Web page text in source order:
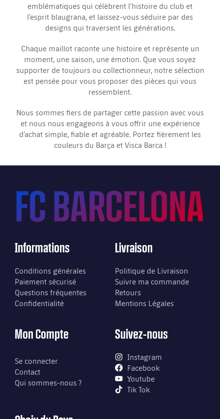
emblématiques qui célèbrent l’histoire du club et
l’esprit blaugrana, et laissez-vous séduire par des
designs qui traversent les générations.
Chaque maillot raconte une histoire et représente un
moment, une saison, une émotion. Que vous soyez
supporter de toujours ou collectionneur, notre sélection
est pensée pour vous proposer des pièces qui vous
ressemblent.
Nous sommes fiers de partager cette passion avec vous
et nous nous engageons à vous offrir une expérience
d’achat simple, fiable et agréable. Portez fièrement les
couleurs du Barça et Visca Barca !
FC BARCELONA
Informations
Conditions générales
Paiement sécurisé
Questions fréquentes
Confidentialité
Livraison
Politique de Livraison
Suivre ma commande
Retours
Mentions Légales
Mon Compte
Se connecter
Contact
Qui sommes-nous ?
Suivez-nous
Instagram
Facebook
Youtube
Tik Tok